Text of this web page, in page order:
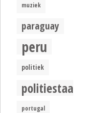
muziek
paraguay
peru
politiek
politiestaat
portugal